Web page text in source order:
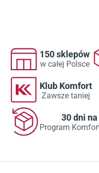
150 sklepów
w całej Polsce
Klub Komfort
Zawsze taniej
30 dni
Program